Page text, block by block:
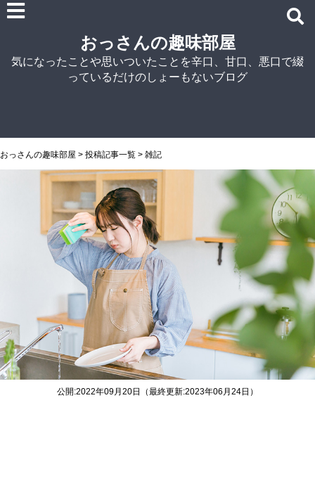
車関連の記事
パソコン関連
自宅でラーメン
NISSIN
アイランド食品
マルちゃん
シマダヤ
おっさんの趣味部屋
気になったことや思いついたことを辛口、甘口、悪口で綴
っているだけのしょーもないブログ
おっさんの趣味部屋 > 投稿記事一覧 > 雑記
公開:2022年09月20日（最終更新:2023年06月24日）